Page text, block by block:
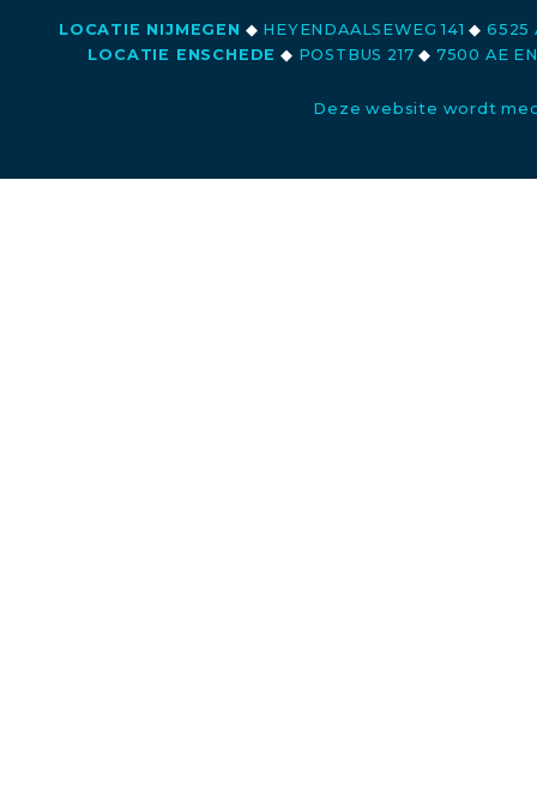
LOCATIE NIJMEGEN ◆ HEYENDAALSEWEG 141◆ 6525
LOCATIE ENSCHEDE ◆ POSTBUS 217◆ 7500 AE
Deze website wordt